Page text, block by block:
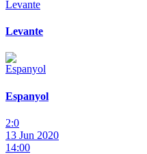
Levante
Espanyol
2:0
13 Jun 2020
14:00